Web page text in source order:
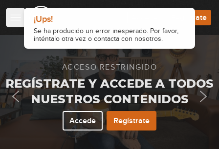
¡Ups!
Se ha producido un error inesperado. Por favor,
inténtalo otra vez o contacta con nosotros.
Regístrate
· ACCESO RESTRINGIDO ·
REGÍSTRATE Y ACCEDE A TODOS
NUESTROS CONTENIDOS
Accede Regístrate